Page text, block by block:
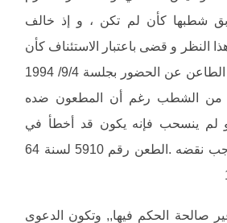
شطبها كأن لم تكن ، و إذ خالف
النظر و قضى باعتبار الاستئناف كأن
لم يكن لمجرد تخلف الطاعن عن الحضور بجلسة 9/4/ 1994
من الشطب رغم أن المطعون ضده
لم ينسحب فإنه يكون قد أخطأ في
تطبيق القانون بما يوجب نقضه .الطعن رقم 5910 لسنة 64
صالحة الحكم فيها,, وتكون الدعوى